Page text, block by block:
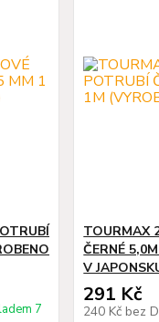
7
TOURMAX
ČERNÉ
V
291 Kč
240 Kč bez